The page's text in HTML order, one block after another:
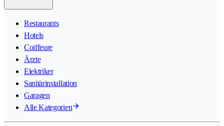
Restaurants
Hotels
Coiffeure
Ärzte
Elektriker
Sanitärinstallation
Garagen
Alle Kategorien